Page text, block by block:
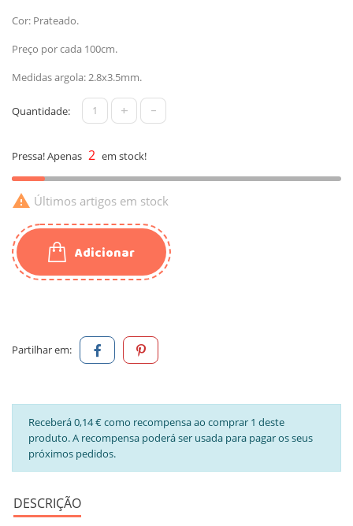
Cor: Prateado.
Preço por cada 100cm.
Medidas argola: 2.8x3.5mm.
Quantidade: + -
Pressa! Apenas 2 em stock!
 Últimos artigos em stock
Adicionar
Partilhar em:
Receberá 0,14 € como recompensa ao comprar 1 deste
produto. A recompensa poderá ser usada para pagar os seus
próximos pedidos.
DESCRIÇÃO